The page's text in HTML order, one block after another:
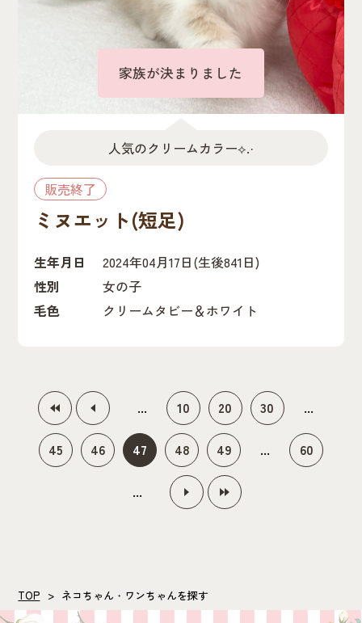
家族が決まりました
人気のクリームカラー⟡.·
販売終了
ミヌエット(短足)
生年月日 2024年04月17日(生後841日)
性別
女の子
毛色
クリームタビー＆ホワイト
« « ... 10 20 30 ...
45 46 47 48 49 ... 60
... » »
TOP ネコちゃん・ワンちゃんを探す